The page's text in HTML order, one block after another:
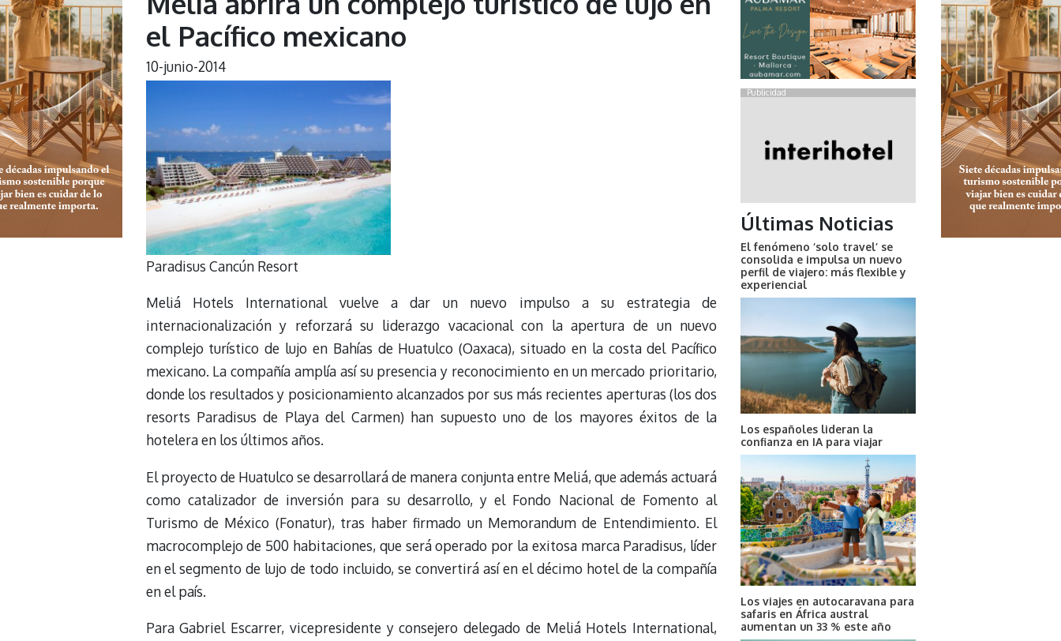
el Pacífico mexicano
10-junio-2014
Paradisus Cancún Resort
Meliá Hotels International vuelve a dar un nuevo impulso a su estrategia de
internacionalización y reforzará su liderazgo vacacional con la apertura de un nuevo
complejo turístico de lujo en Bahías de Huatulco (Oaxaca), situado en la costa del Pacífico
mexicano. La compañía amplía así su presencia y reconocimiento en un mercado prioritario,
donde los resultados y posicionamiento alcanzados por sus más recientes aperturas (los dos
resorts Paradisus de Playa del Carmen) han supuesto uno de los mayores éxitos de la
hotelera en los últimos años.
El proyecto de Huatulco se desarrollará de manera conjunta entre Meliá, que además actuará
como catalizador de inversión para su desarrollo, y el Fondo Nacional de Fomento al
Turismo de México (Fonatur), tras haber firmado un Memorandum de Entendimiento. El
macrocomplejo de 500 habitaciones, que será operado por la exitosa marca Paradisus, líder
en el segmento de lujo de todo incluido, se convertirá así en el décimo hotel de la compañía
en el país.
Para Gabriel Escarrer, vicepresidente y consejero delegado de Meliá Hotels International,
Publicidad
Últimas Noticias
El fenómeno ‘solo travel’ se
consolida e impulsa un nuevo
perfil de viajero: más flexible y
experiencial
Los españoles lideran la
confianza en IA para viajar
Los viajes en autocaravana para
safaris en África austral
aumentan un 33 % este año